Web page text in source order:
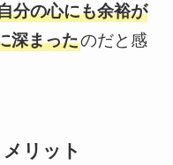
分の心にも余裕が
深まったのだと感
リット